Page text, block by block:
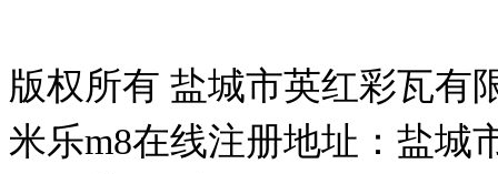
版权所有 盐城市英红彩瓦有
米乐m8在线注册地址：盐城